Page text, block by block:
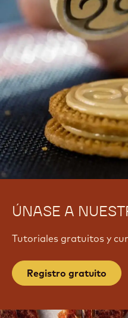
ÚNASE A
Tutoriales gratuitos y
Registro gratuito